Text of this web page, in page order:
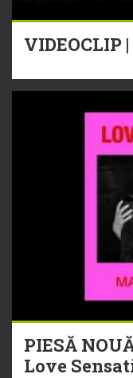
VIDEOCLIP
PIESĂ
Love